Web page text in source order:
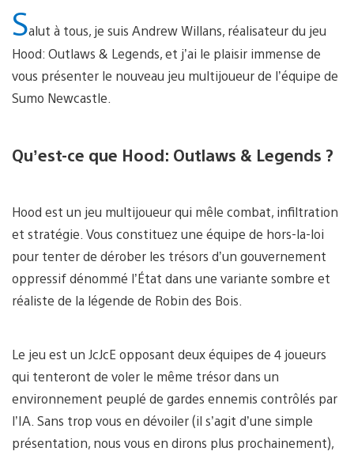
Salut à tous, je suis Andrew Willans, réalisateur du jeu
Hood: Outlaws & Legends, et j’ai le plaisir immense de
vous présenter le nouveau jeu multijoueur de l’équipe de
Sumo Newcastle.
Qu’est-ce que Hood: Outlaws & Legends ?
Hood est un jeu multijoueur qui mêle combat, infiltration
et stratégie. Vous constituez une équipe de hors-la-loi
pour tenter de dérober les trésors d’un gouvernement
oppressif dénommé l’État dans une variante sombre et
réaliste de la légende de Robin des Bois.
Le jeu est un JcJcE opposant deux équipes de 4 joueurs
qui tenteront de voler le même trésor dans un
environnement peuplé de gardes ennemis contrôlés par
l’IA. Sans trop vous en dévoiler (il s’agit d’une simple
présentation, nous vous en dirons plus prochainement),